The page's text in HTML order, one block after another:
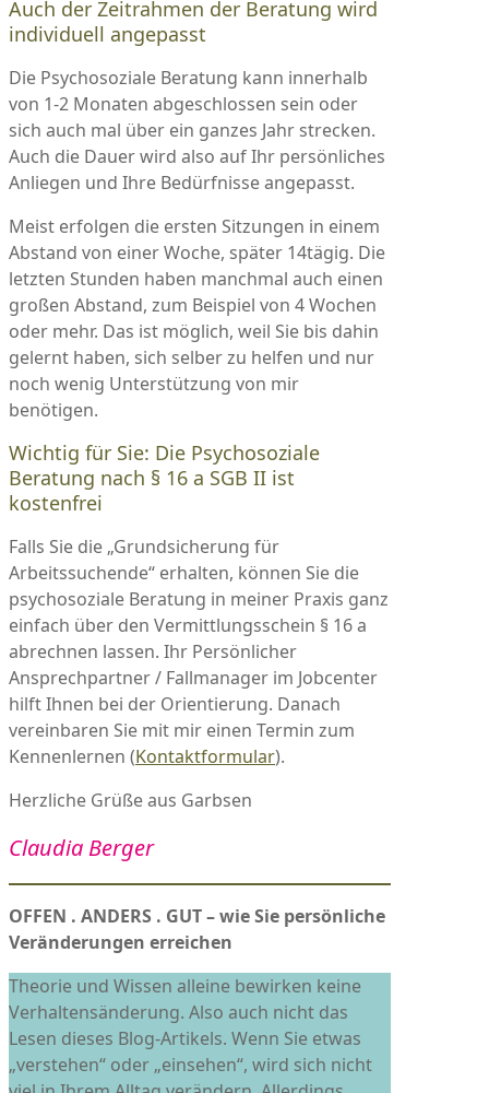
Auch der Zeitrahmen der Beratung wird
individuell angepasst
Die Psychosoziale Beratung kann innerhalb
von 1-2 Monaten abgeschlossen sein oder
sich auch mal über ein ganzes Jahr strecken.
Auch die Dauer wird also auf Ihr persönliches
Anliegen und Ihre Bedürfnisse angepasst.
Meist erfolgen die ersten Sitzungen in einem
Abstand von einer Woche, später 14tägig. Die
letzten Stunden haben manchmal auch einen
großen Abstand, zum Beispiel von 4 Wochen
oder mehr. Das ist möglich, weil Sie bis dahin
gelernt haben, sich selber zu helfen und nur
noch wenig Unterstützung von mir
benötigen.
Wichtig für Sie: Die Psychosoziale
Beratung nach § 16 a SGB II ist
kostenfrei
Falls Sie die „Grundsicherung für
Arbeitssuchende“ erhalten, können Sie die
psychosoziale Beratung in meiner Praxis ganz
einfach über den Vermittlungsschein § 16 a
abrechnen lassen. Ihr Persönlicher
Ansprechpartner / Fallmanager im Jobcenter
hilft Ihnen bei der Orientierung. Danach
vereinbaren Sie mit mir einen Termin zum
Kennenlernen (Kontaktformular).
Herzliche Grüße aus Garbsen
Claudia Berger
OFFEN . ANDERS . GUT – wie Sie persönliche
Veränderungen erreichen
Theorie und Wissen alleine bewirken keine
Verhaltensänderung. Also auch nicht das
Lesen dieses Blog-Artikels. Wenn Sie etwas
„verstehen“ oder „einsehen“, wird sich nicht